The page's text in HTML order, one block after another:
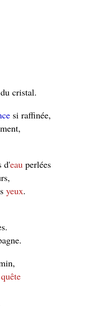
cristal.
si raffinée,
d'eau perlées
yeux.
quête